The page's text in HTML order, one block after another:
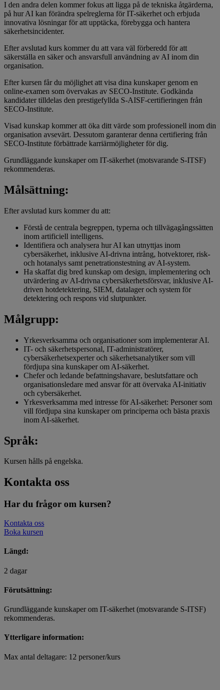
I den andra delen kommer fokus att ligga på de tekniska åtgärderna,
på hur AI kan förändra spelreglerna för IT-säkerhet och erbjuda
innovativa lösningar för att upptäcka, förebygga och hantera
säkerhetsincidenter.
Efter avslutad kurs kommer du att vara väl förberedd för att
säkerställa en säker och ansvarsfull användning av AI inom din
organisation.
Efter kursen får du möjlighet att visa dina kunskaper genom en
online-examen som övervakas av SECO-Institute. Godkända
kandidater tilldelas den prestigefyllda S-AISF-certifieringen från
SECO-Institute.
Visad kunskap kommer att öka ditt värde som professionell inom din
organisation avsevärt. Dessutom garanterar denna certifiering från
SECO-Institute förbättrade karriärmöjligheter för dig.
Grundläggande kunskaper om IT-säkerhet (motsvarande S-ITSF)
rekommenderas.
Målsättning:
Efter avslutad kurs kommer du att:
Förstå de centrala begreppen, typerna och tillvägagångssätten
inom artificiell intelligens.
Identifiera och analysera hur AI kan utnyttjas inom
cybersäkerhet, inklusive AI-drivna intrång, hotvektorer, risk-
och hotanalys samt penetrationstestning av AI-system.
Ha skaffat dig bred kunskap om design, implementering och
utvärdering av AI-drivna cybersäkerhetsförsvar, inklusive AI-
driven hotdetektering, SIEM, datalager och system för
detektering och respons vid slutpunkter.
Målgrupp:
Yrkesverksamma och organisationer som implementerar AI.
IT- och säkerhetspersonal, IT-administratörer,
cybersäkerhetsexperter och säkerhetsanalytiker som vill
fördjupa sina kunskaper om AI-säkerhet.
Chefer och ledande befattningshavare, beslutsfattare och
organisationsledare med ansvar för att övervaka AI-initiativ
och cybersäkerhet.
Yrkesverksamma med intresse för AI-säkerhet: Personer som
vill fördjupa sina kunskaper om principerna och bästa praxis
inom AI-säkerhet.
Språk:
Kursen hålls på engelska.
Kontakta oss
Har du frågor om kursen?
Kontakta oss
Boka kursen
Längd:
2 dagar
Förutsättning:
Grundläggande kunskaper om IT-säkerhet (motsvarande S-ITSF)
rekommenderas.
Ytterligare information:
Max antal deltagare: 12 personer/kurs